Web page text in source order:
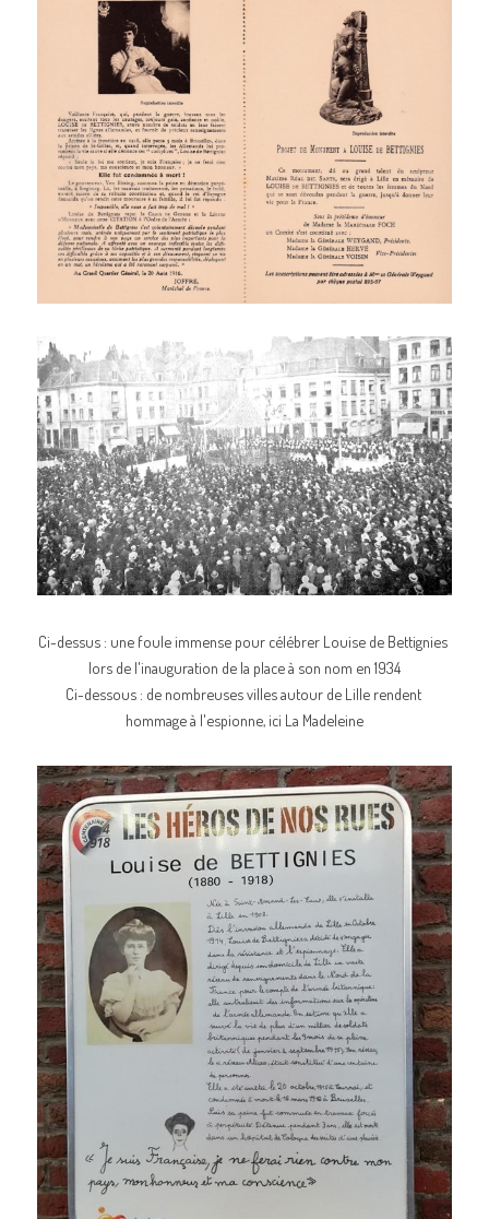
Ci-dessus : une foule immense pour célébrer Louise de Bettignies
lors de l'inauguration de la place à son nom en 1934
Ci-dessous : de nombreuses villes autour de Lille rendent
hommage à l'espionne, ici La Madeleine